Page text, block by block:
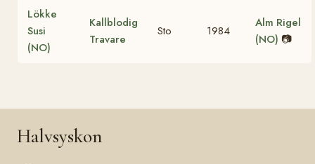
Lökke
Susi
(NO)
Kallblodig
Travare
Sto 1984
Alm Rigel
(NO) 📷
Halvsyskon